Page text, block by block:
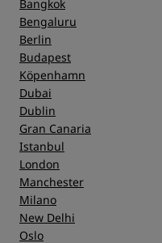
Bangkok
Bengaluru
Berlin
Budapest
Köpenhamn
Dubai
Dublin
Gran Canaria
Istanbul
London
Manchester
Milano
New Delhi
Oslo